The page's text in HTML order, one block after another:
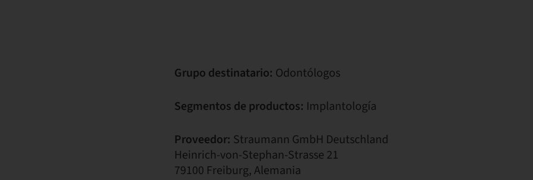
Grupo destinatario: Odontólogos
Segmentos de productos: Implantología
Proveedor: Straumann GmbH Deutschland
Heinrich-von-Stephan-Strasse 21
79100 Freiburg, Alemania